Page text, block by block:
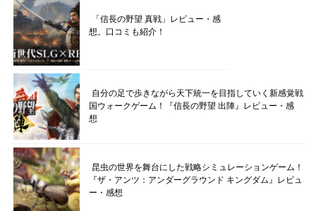
「信長の野望 真戦」レビュー・感
想。口コミも紹介！
自分の足で歩きながら天下統一を目指していく新感覚戦
国ウォークゲーム！『信長の野望 出陣』レビュー・感
想
昆虫の世界を舞台にした戦略シミュレーションゲーム！
『ザ・アンツ：アンダーグラウンド キングダム』レビュ
ー・感想